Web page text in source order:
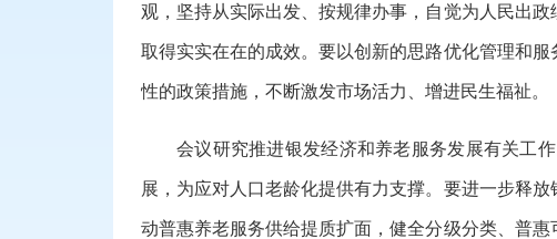
观，坚持从实际出发、按规律办事，自觉为人民出
取得实实在在的成效。要以创新的思路优化管理和
性的政策措施，不断激发市场活力、增进民生福祉。
会议研究推进银发经济和养老服务发展有关工
展，为应对人口老龄化提供有力支撑。要进一步释
动普惠养老服务供给提质扩面，健全分级分类、普